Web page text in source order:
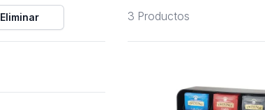
Eliminar 3 Productos